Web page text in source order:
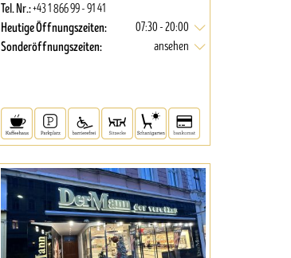
Tel. Nr.:+43 1 866 99 - 91 41
Heutige Öffnungszeiten: 07:30 - 20:00
Sonderöffnungszeiten: ansehen